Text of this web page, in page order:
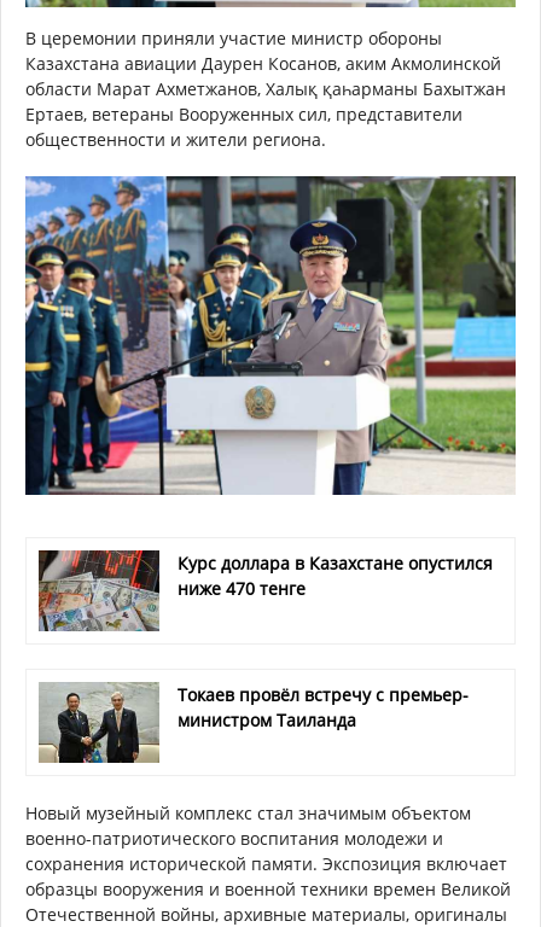
В церемонии приняли участие министр обороны
Казахстана авиации Даурен Косанов, аким Акмолинской
области Марат Ахметжанов, Халық қаһарманы Бахытжан
Ертаев, ветераны Вооруженных сил, представители
общественности и жители региона.
Курс доллара в Казахстане опустился
ниже 470 тенге
Токаев провёл встречу с премьер-
министром Таиланда
Новый музейный комплекс стал значимым объектом
военно-патриотического воспитания молодежи и
сохранения исторической памяти. Экспозиция включает
образцы вооружения и военной техники времен Великой
Отечественной войны, архивные материалы, оригиналы